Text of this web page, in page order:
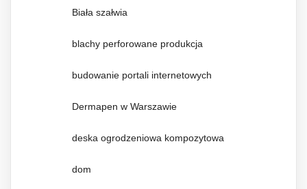
Biała szałwia
blachy perforowane produkcja
budowanie portali internetowych
Dermapen w Warszawie
deska ogrodzeniowa kompozytowa
dom